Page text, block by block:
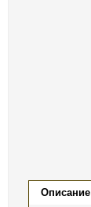
Описание